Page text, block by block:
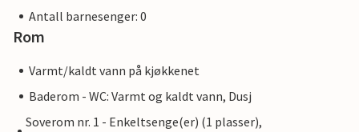
Antall barnesenger: 0
Rom
Varmt/kaldt vann på kjøkkenet
Baderom - WC: Varmt og kaldt vann, Dusj
Soverom nr. 1 - Enkeltsenge(er) (1 plasser),